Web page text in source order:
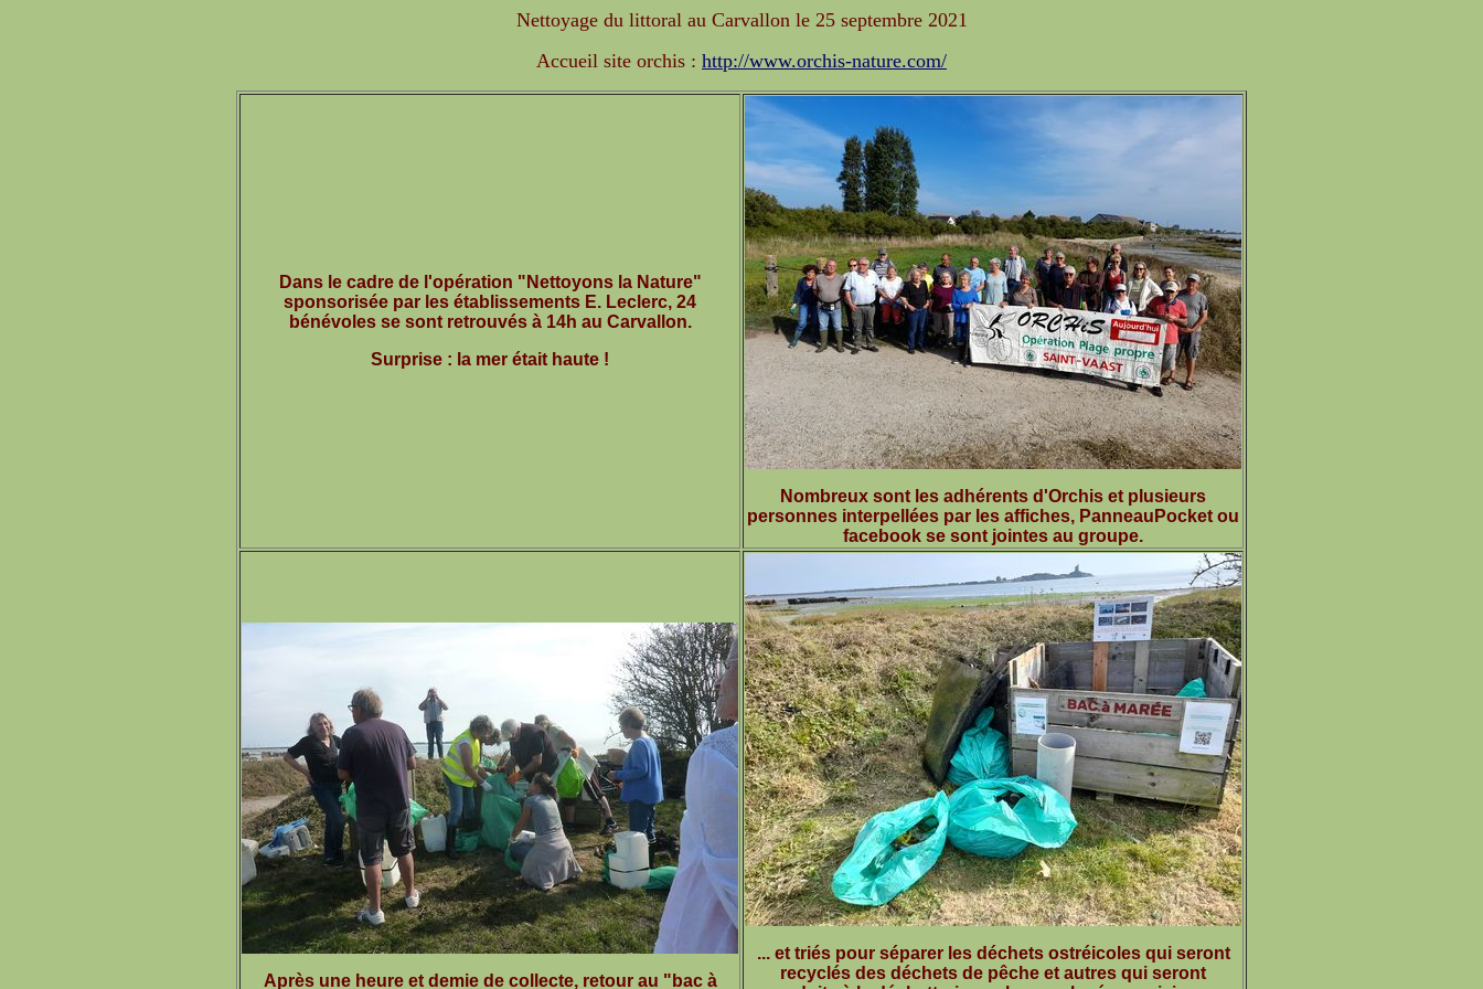
Nettoyage du littoral au Carvallon le 25 septembre 2021
Accueil site orchis : http://www.orchis-nature.com/
Dans le cadre de l'opération "Nettoyons la Nature"
sponsorisée par les établissements E. Leclerc, 24
bénévoles se sont retrouvés à 14h au Carvallon.
Surprise : la mer était haute !
Nombreux sont les adhérents d'Orchis et plusieurs
personnes interpellées par les affiches, PanneauPocket ou
facebook se sont jointes au groupe.
Après une heure et demie de collecte, retour au "bac à
... et triés pour séparer les déchets ostréicoles qui seront
recyclés des déchets de pêche et autres qui seront